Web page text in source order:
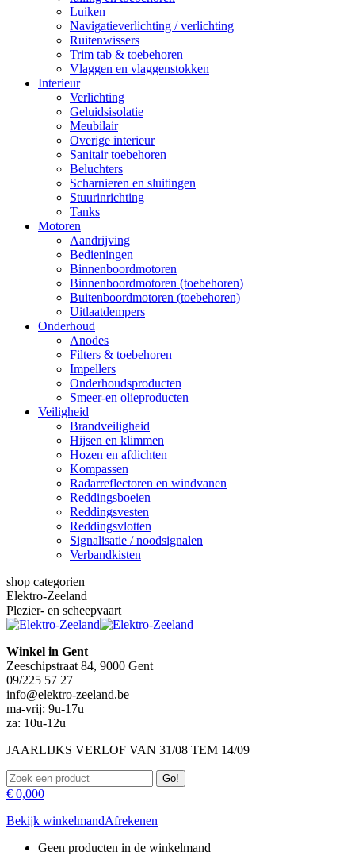
Luiken
Navigatieverlichting / verlichting
Ruitenwissers
Trim tab & toebehoren
Vlaggen en vlaggenstokken
Interieur
Verlichting
Geluidsisolatie
Meubilair
Overige interieur
Sanitair toebehoren
Beluchters
Scharnieren en sluitingen
Stuurinrichting
Tanks
Motoren
Aandrijving
Bedieningen
Binnenboordmotoren
Binnenboordmotoren (toebehoren)
Buitenboordmotoren (toebehoren)
Uitlaatdempers
Onderhoud
Anodes
Filters & toebehoren
Impellers
Onderhoudsproducten
Smeer-en olieproducten
Veiligheid
Brandveiligheid
Hijsen en klimmen
Hozen en afdichten
Kompassen
Radarreflectoren en windvanen
Reddingsboeien
Reddingsvesten
Reddingsvlotten
Signalisatie / noodsignalen
Verbandkisten
shop categorien
Elektro-Zeeland
Plezier- en scheepvaart
Winkel in Gent
Zeeschipstraat 84, 9000 Gent
09/225 57 27
info@elektro-zeeland.be
ma-vrij: 9u-17u
za: 10u-12u
JAARLIJKS VERLOF VAN 31/08 TEM 14/09
Zoeken:
€ 0,000
Bekijk winkelmandAfrekenen
Geen producten in de winkelmand